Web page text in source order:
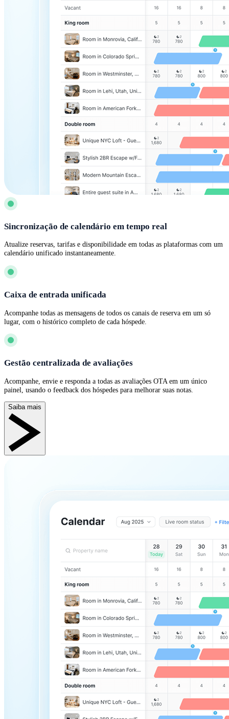
Sincronização de calendário em tempo real
Atualize reservas, tarifas e disponibilidade em todas as plataformas com um
calendário unificado instantaneamente.
Caixa de entrada unificada
Acompanhe todas as mensagens de todos os canais de reserva em um só
lugar, com o histórico completo de cada hóspede.
Gestão centralizada de avaliações
Acompanhe, envie e responda a todas as avaliações OTA em um único
painel, usando o feedback dos hóspedes para melhorar suas notas.
Saiba mais